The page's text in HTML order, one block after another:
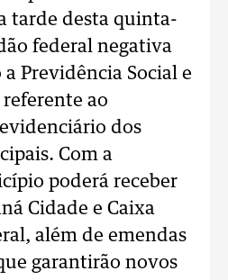
tarde desta quinta-
federal negativa
Previdência Social e
ao
dos
Com a
poderá receber
Cidade e Caixa
além de emendas
garantirão novos